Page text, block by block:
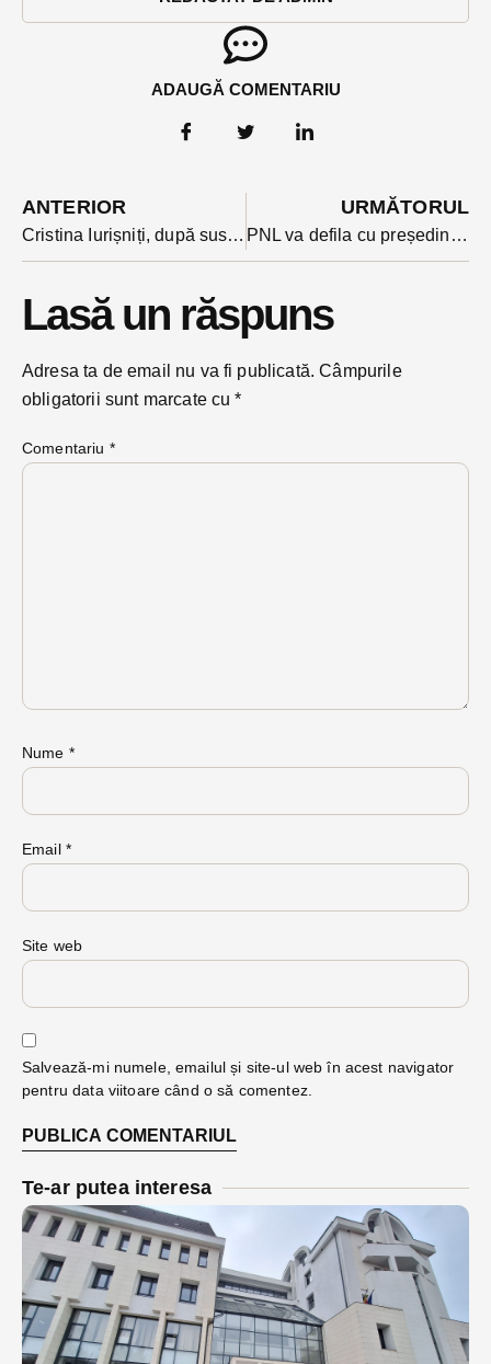
ADAUGĂ COMENTARIU
ANTERIOR
Cristina Iurișniți, după susținerea anunțată de PNL pentru Nicușor Dan: ”e un mesaj și pentru teritoriu”
URMĂTORUL
PNL va defila cu președintele județean, Ioan Turc la Primăria Bistrița. Candidatura de la CJ încă incertă
Lasă un răspuns
Adresa ta de email nu va fi publicată. Câmpurile
obligatorii sunt marcate cu*
Comentariu *
Nume *
Email *
Site web
Salvează-mi numele, emailul și site-ul web în acest navigator
pentru data viitoare când o să comentez.
Te-ar putea interesa